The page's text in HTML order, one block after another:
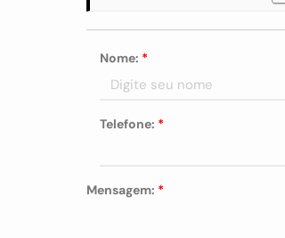
Nome: *
Telefone: *
Mensagem: *